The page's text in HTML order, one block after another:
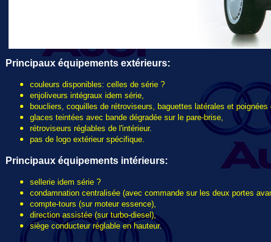
Principaux équipements extérieurs:
couleurs disponibles: celles de série ?
enjoliveurs intégraux idem série,
boucliers, coquilles de rétroviseurs, baguettes latérales et poignées
glaces teintées avec bande dégradée sur le pare-brise,
rétroviseurs réglables de l'intérieur.
pas de logo extérieur spécifique.
Principaux équipements intérieurs:
sellerie idem série ?
condamnation centralisée (avec commande sur les deux portes
compte-tours (sur moteur essence),
direction assistée (sur turbo-diesel),
siège conducteur réglable en hauteur.